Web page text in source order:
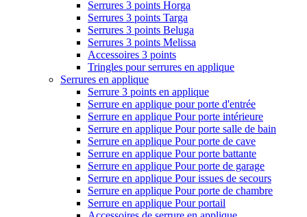
Serrures 3 points Horga
Serrures 3 points Targa
Serrures 3 points Beluga
Serrures 3 points Melissa
Accessoires 3 points
Tringles pour serrures en applique
Serrures en applique
Serrure 3 points en applique
Serrure en applique pour porte d'entrée
Serrure en applique Pour porte intérieure
Serrure en applique Pour porte salle de bain
Serrure en applique Pour porte de cave
Serrure en applique Pour porte battante
Serrure en applique Pour porte de garage
Serrure en applique Pour issues de secours
Serrure en applique Pour porte de chambre
Serrure en applique Pour portail